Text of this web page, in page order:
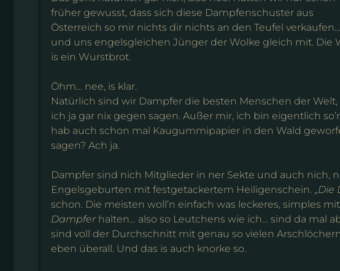
früher gewusst, dass sich diese Dampfenschuster aus
Österreich so mir nichts dir nichts an den Teufel verkaufen…
und uns engelsgleichen Jünger der Wolke gleich mit. Die
is ein Wurstbrot.
Öhm… nee, is klar.
Natürlich sind wir Dampfer die besten Menschen der
ich ja gar nix gegen sagen. Außer mir, ich bin eigentlich
hab auch schon mal Kaugummipapier in den Wald
sagen? Ach ja.
Dampfer sind nich Mitglieder in ner Sekte und auch nich,
Engelsgeburten mit festgetackertem Heiligenschein. „ Die
schon. Die meisten woll’n einfach was leckeres, simples
Dampferhalten… also so Leutchens wie ich… sind da mal
sind voll der Durchschnitt mit genau so vielen
eben überall. Und das is auch knorke so.